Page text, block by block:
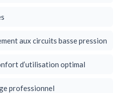
aux circuits basse pression
d’utilisation optimal
professionnel